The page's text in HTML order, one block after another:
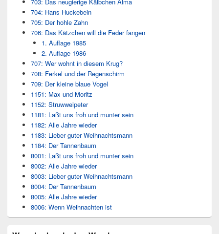
704: Hans Huckebein
705: Der hohle Zahn
706: Das Kätzchen will die Feder fangen
1. Auflage 1985
2. Auflage 1986
707: Wer wohnt in diesem Krug?
708: Ferkel und der Regenschirm
709: Der kleine blaue Vogel
1151: Max und Moritz
1152: Struwwelpeter
1181: Laßt uns froh und munter sein
1182: Alle Jahre wieder
1183: Lieber guter Weihnachtsmann
1184: Der Tannenbaum
8001: Laßt uns froh und munter sein
8002: Alle Jahre wieder
8003: Lieber guter Weihnachtsmann
8004: Der Tannenbaum
8005: Alle Jahre wieder
8006: Wenn Weihnachten ist